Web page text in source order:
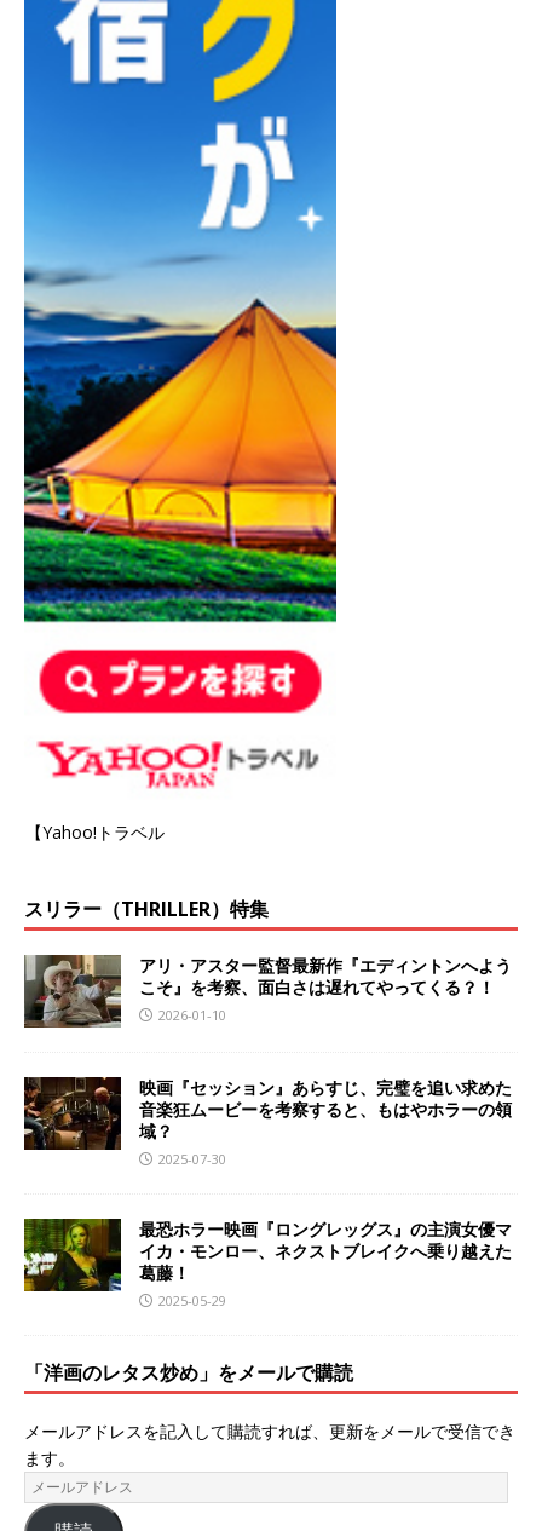
【Yahoo!トラベル
スリラー（THRILLER）特集
アリ・アスター監督最新作『エディントンへよう
こそ』を考察、面白さは遅れてやってくる？！
2026-01-10
映画『セッション』あらすじ、完璧を追い求めた
音楽狂ムービーを考察すると、もはやホラーの領
域？
2025-07-30
最恐ホラー映画『ロングレッグス』の主演女優マ
イカ・モンロー、ネクストブレイクへ乗り越えた
葛藤！
2025-05-29
「洋画のレタス炒め」をメールで購読
メールアドレスを記入して購読すれば、更新をメールで受信でき
ます。